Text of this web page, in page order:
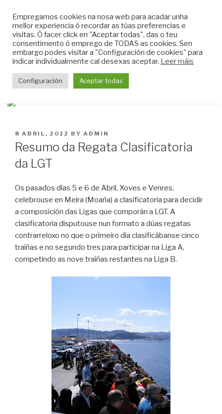
content
CLUB DO MAR DE
MUGARDOS
Web do Club do Mar de Mugardos
POSTED
ON
8 ABRIL, 2012 BY ADMIN
Resumo da Regata Clasificatoria
da LGT
Os pasados días 5 e 6 de Abril, Xoves e Venres,
celebrouse en Meira (Moaña) a clasificatoria para decidir
a composición das Ligas que comporán a LGT. A
clasificatoria disputouse nun formato a dúas regatas
contrarreloxo no que o primeiro día clasificábanse cinco
traíñas e no segundo tres para participar na Liga A,
competindo as nove traíñas restantes na Liga B.
Empregamos cookies na nosa web para acadar unha
mellor experiencia ó recordar as túas preferencias e
visitas. Ó facer click en "Aceptar todas", das o teu
consentimento ó emprego de TODAS as cookies. Sen
embargo podes visitar a "Configuración de cookies" para
indicar individualmente cal desexas aceptar. Leer máis
Configuración Aceptar todas